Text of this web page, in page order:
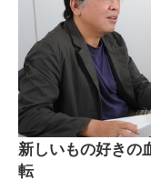
新しいもの好きの
転